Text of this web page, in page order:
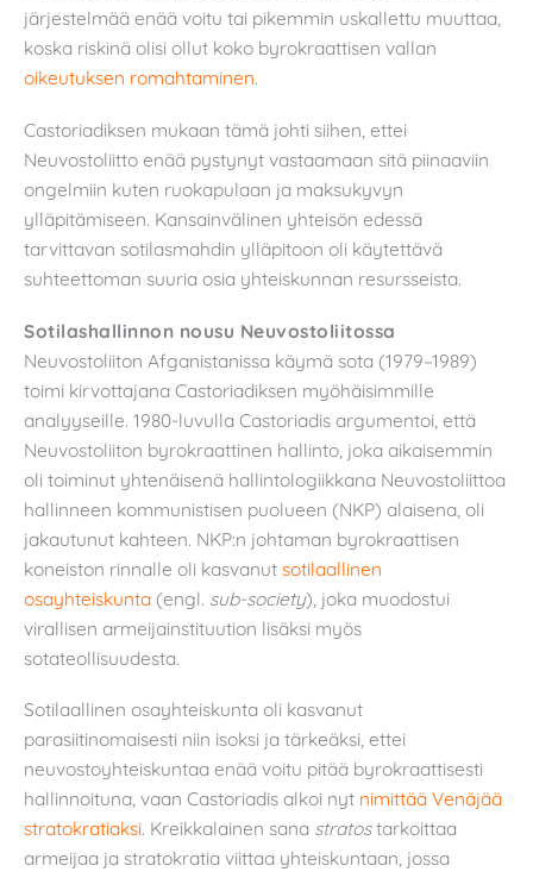
järjestelmää enää voitu tai pikemmin uskallettu muuttaa,
koska riskinä olisi ollut koko byrokraattisen vallan
oikeutuksen romahtaminen.
Castoriadiksen mukaan tämä johti siihen, ettei
Neuvostoliitto enää pystynyt vastaamaan sitä piinaaviin
ongelmiin kuten ruokapulaan ja maksukyvyn
ylläpitämiseen. Kansainvälinen yhteisön edessä
tarvittavan sotilasmahdin ylläpitoon oli käytettävä
suhteettoman suuria osia yhteiskunnan resursseista.
Sotilashallinnon nousu Neuvostoliitossa
Neuvostoliiton Afganistanissa käymä sota (1979–1989)
toimi kirvottajana Castoriadiksen myöhäisimmille
analyyseille. 1980-luvulla Castoriadis argumentoi, että
Neuvostoliiton byrokraattinen hallinto, joka aikaisemmin
oli toiminut yhtenäisenä hallintologiikkana Neuvostoliittoa
hallinneen kommunistisen puolueen (NKP) alaisena, oli
jakautunut kahteen. NKP:n johtaman byrokraattisen
koneiston rinnalle oli kasvanut sotilaallinen
osayhteiskunta (engl. sub-society), joka muodostui
virallisen armeijainstituution lisäksi myös
sotateollisuudesta.
Sotilaallinen osayhteiskunta oli kasvanut
parasiitinomaisesti niin isoksi ja tärkeäksi, ettei
neuvostoyhteiskuntaa enää voitu pitää byrokraattisesti
hallinnoituna, vaan Castoriadis alkoi nyt nimittää Venäjää
stratokratiaksi. Kreikkalainen sana stratostarkoittaa
armeijaa ja stratokratia viittaa yhteiskuntaan, jossa